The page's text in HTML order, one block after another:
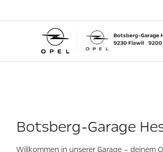
Botsberg-Garage
Willkommen in unserer Garage – deinem